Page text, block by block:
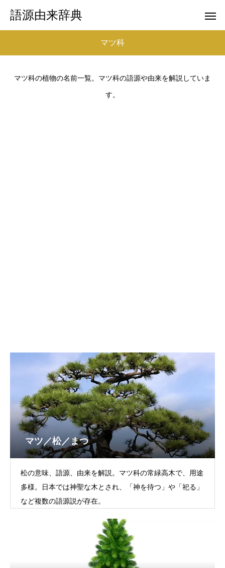
語源由来辞典
マツ科
マツ科の植物の名前一覧。マツ科の語源や由来を解説していま
す。
マツ／松／まつ
松の意味、語源、由来を解説。マツ科の常緑高木で、用途
多様。日本では神聖な木とされ、「神を待つ」や「祀る」
など複数の語源説が存在。